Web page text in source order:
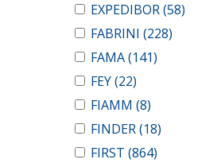
EXPEDIBOR(58)
FABRINI (228)
FAMA(141)
FEY(22)
FIAMM (8)
FINDER(18)
FIRST (864)